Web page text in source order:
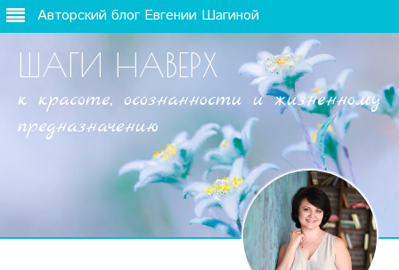
Авторский блог Евгении Шагиной
ШАГИ НАВЕРХ
к красоте, осознанности и жизненному
предназначению